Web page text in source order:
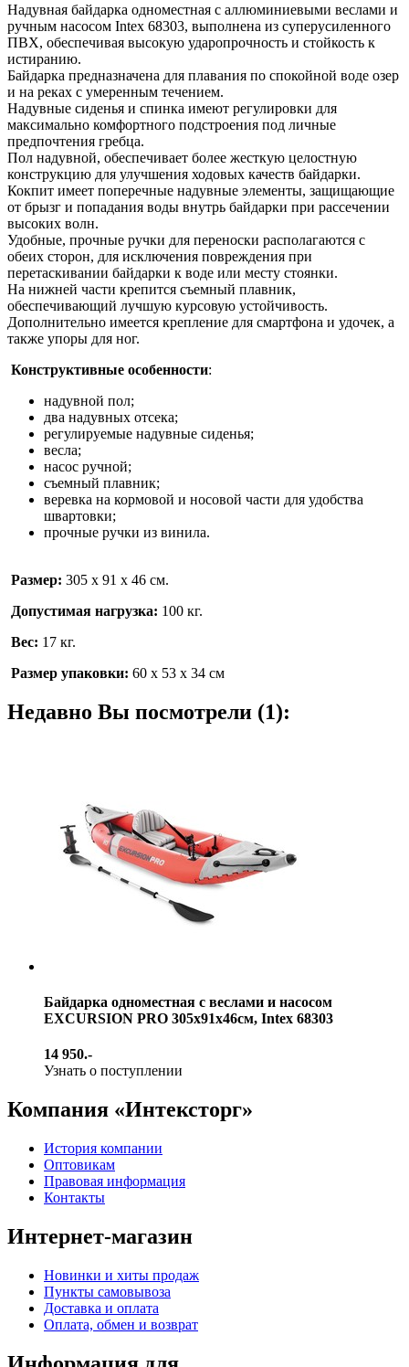
Надувная байдарка одноместная с аллюминиевыми веслами и
ручным насосом Intex 68303, выполнена из суперусиленного
ПВХ, обеспечивая высокую ударопрочность и стойкость к
истиранию.
Байдарка предназначена для плавания по спокойной воде озер
и на реках с умеренным течением.
Надувные сиденья и спинка имеют регулировки для
максимально комфортного подстроения под личные
предпочтения гребца.
Пол надувной, обеспечивает более жесткую целостную
конструкцию для улучшения ходовых качеств байдарки.
Кокпит имеет поперечные надувные элементы, защищающие
от брызг и попадания воды внутрь байдарки при рассечении
высоких волн.
Удобные, прочные ручки для переноски располагаются с
обеих сторон, для исключения повреждения при
перетаскивании байдарки к воде или месту стоянки.
На нижней части крепится съемный плавник,
обеспечивающий лучшую курсовую устойчивость.
Дополнительно имеется крепление для смартфона и удочек, а
также упоры для ног.
Конструктивные особенности:
надувной пол;
два надувных отсека;
регулируемые надувные сиденья;
весла;
насос ручной;
съемный плавник;
веревка на кормовой и носовой части для удобства
швартовки;
прочные ручки из винила.
Размер: 305 х 91 х 46 см.
Допустимая нагрузка: 100 кг.
Вес: 17 кг.
Размер упаковки: 60 х 53 х 34 см
Недавно Вы посмотрели (1):
Байдарка одноместная с веслами и насосом
EXCURSION PRO 305х91х46см, Intex 68303
14 950.-
Узнать о поступлении
Компания «Интексторг»
История компании
Оптовикам
Правовая информация
Контакты
Интернет-магазин
Новинки и хиты продаж
Пункты самовывоза
Доставка и оплата
Оплата, обмен и возврат